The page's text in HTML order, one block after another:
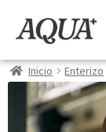
Inicio Enterizo